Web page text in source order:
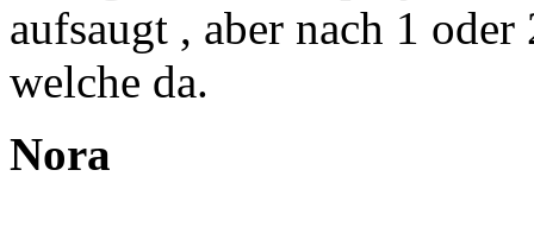
aufsaugt , aber nach 1
welche da.
Nora